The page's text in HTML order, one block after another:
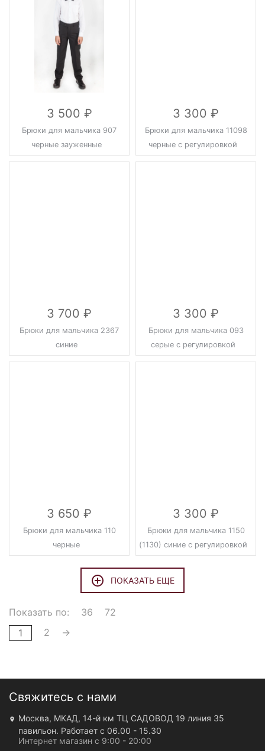
3 500
Брюки для мальчика 907
черные зауженные
3 300
Брюки для мальчика 11098
черные с регулировкой
3 700
Брюки для мальчика 2367
синие
3 300
Брюки для мальчика 093
серые с регулировкой
3 650
Брюки для мальчика 110
черные
3 300
Брюки для мальчика 1150
(1130) синие с регулировкой
ПОКАЗАТЬ ЕЩЕ
Показать по: 36
72
1
2 →
Свяжитесь с нами
Москва, МКАД, 14-й км ТЦ САДОВОД 19 линия 35
павильон. Работает с 06.00 - 15.30
Интернет магазин с 9:00 - 20:00